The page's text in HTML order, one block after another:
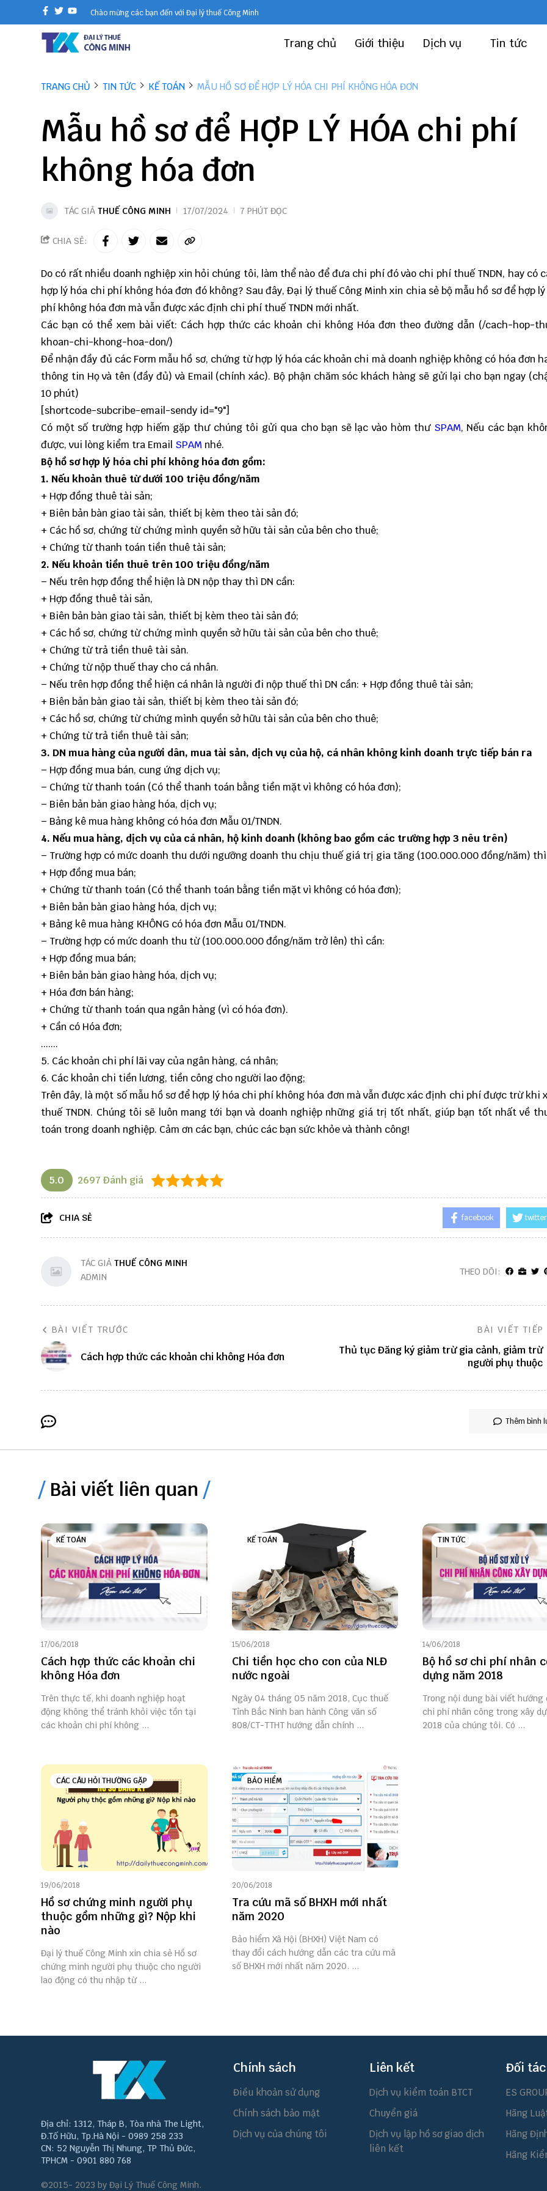
Chào mừng các bạn đến với Đại lý thuế Công Minh
Trang chủ Giới thiệu Dịch vụ Tin tức
TRANG CHỦ TIN TỨC KẾ TOÁN MẪU HỒ SƠ ĐỂ HỢP LÝ HÓA CHI PHÍ KHÔNG HÓA ĐƠN
Mẫu hồ sơ để HỢP LÝ HÓA chi phí
không hóa đơn
TÁC GIẢ THUẾ CÔNG MINH 17/07/2024 7 PHÚT ĐỌC
CHIA SẺ:
Do có rất nhiều doanh nghiệp xin hỏi chúng tôi, làm thể nào để đưa chi phí đó vào chi phí thuế TNDN, hay có
hợp lý hóa chi phí không hóa đơn đó không? Sau đây, Đại lý thuế Công Minh xin chia sẻ bộ mẫu hồ sơ để hợp
phí không hóa đơn mà vẫn được xác định chi phí thuế TNDN mới nhất.
Các bạn có thể xem bài viết: Cách hợp thức các khoản chi không Hóa đơn theo đường dẫn (/cach-hop-
khoan-chi-khong-hoa-don/)
Để nhận đầy đủ các Form mẫu hồ sơ, chứng từ hợp lý hóa các khoản chi mà doanh nghiệp không có hóa đơn
thông tin Họ và tên (đầy đủ) và Email (chính xác). Bộ phận chăm sóc khách hàng sẽ gửi lại cho bạn ngay
10 phút)
[shortcode-subcribe-email-sendy id="9"]
Có một số trường hợp hiếm gặp thư chúng tôi gửi qua cho bạn sẽ lạc vào hòm thư SPAM, Nếu các bạn
được, vui lòng kiểm tra Email SPAM nhé.
Bộ hồ sơ hợp lý hóa chi phí không hóa đơn gồm:
1. Nếu khoản thuê từ dưới 100 triệu đồng/năm
+ Hợp đồng thuê tài sản;
+ Biên bản bàn giao tài sản, thiết bị kèm theo tài sản đó;
+ Các hồ sơ, chứng từ chứng mình quyền sở hữu tài sản của bên cho thuê;
+ Chứng từ thanh toán tiền thuê tài sản;
2. Nếu khoản tiền thuê trên 100 triệu đồng/năm
– Nếu trên hợp đồng thể hiện là DN nộp thay thì DN cần:
+ Hợp đồng thuê tài sản,
+ Biên bản bàn giao tài sản, thiết bị kèm theo tài sản đó;
+ Các hồ sơ, chứng từ chứng mình quyền sở hữu tài sản của bên cho thuê;
+ Chứng từ trả tiền thuê tài sản.
+ Chứng từ nộp thuế thay cho cá nhân.
– Nếu trên hợp đồng thể hiện cá nhân là người đi nộp thuế thì DN cần: + Hợp đồng thuê tài sản;
+ Biên bản bàn giao tài sản, thiết bị kèm theo tài sản đó;
+ Các hồ sơ, chứng từ chứng mình quyền sở hữu tài sản của bên cho thuê;
+ Chứng từ trả tiền thuê tài sản;
3. DN mua hàng của người dân, mua tài sản, dịch vụ của hộ, cá nhân không kinh doanh trực tiếp bán ra
– Hợp đồng mua bán, cung ứng dịch vụ;
– Chứng từ thanh toán (Có thể thanh toán bằng tiền mặt vì không có hóa đơn);
– Biên bản bàn giao hàng hóa, dịch vụ;
– Bảng kê mua hàng không có hóa đơn Mẫu 01/TNDN.
4. Nếu mua hàng, dịch vụ của cá nhân, hộ kinh doanh (không bao gồm các trường hợp 3 nêu trên)
– Trường hợp có mức doanh thu dưới ngưỡng doanh thu chịu thuế giá trị gia tăng (100.000.000 đồng/năm)
+ Hợp đồng mua bán;
+ Chứng từ thanh toán (Có thể thanh toán bằng tiền mặt vì không có hóa đơn);
+ Biên bản bàn giao hàng hóa, dịch vụ;
+ Bảng kê mua hàng KHÔNG có hóa đơn Mẫu 01/TNDN.
– Trường hợp có mức doanh thu từ (100.000.000 đồng/năm trở lên) thì cần:
+ Hợp đồng mua bán;
+ Biên bản bàn giao hàng hóa, dịch vụ;
+ Hóa đơn bán hàng;
+ Chứng từ thanh toán qua ngân hàng (vì có hóa đơn).
+ Cần có Hóa đơn;
.......
5. Các khoản chi phí lãi vay của ngân hàng, cá nhân;
6. Các khoản chi tiền lương, tiền công cho người lao động;
Trên đây, là một số mẫu hồ sơ để hợp lý hóa chi phí không hóa đơn mà vẫn được xác định chi phí được trừ khi
thuế TNDN. Chúng tôi sẽ luôn mang tới bạn và doanh nghiệp những giá trị tốt nhất, giúp bạn tốt nhất về
toán trong doanh nghiệp. Cảm ơn các bạn, chúc các bạn sức khỏe và thành công!
5.0 2697 Đánh giá
CHIA SẺ facebook twitter
TÁC GIẢ THUẾ CÔNG MINH
ADMIN
THEO DÕI:
BÀI VIẾT TRƯỚC
Cách hợp thức các khoản chi không Hóa đơn
BÀI VIẾT TIẾP
Thủ tục Đăng ký giảm trừ gia cảnh, giảm trừ
người phụ thuộc
Thêm bình
Bài viết liên quan
KẾ TOÁN
17/06/2018
Cách hợp thức các khoản chi
không Hóa đơn
Trên thực tế, khi doanh nghiệp hoạt
động không thể tránh khỏi việc tồn tại
các khoản chi phí không ...
KẾ TOÁN
15/06/2018
Chi tiền học cho con của NLĐ
nước ngoài
Ngày 04 tháng 05 năm 2018, Cục thuế
Tỉnh Bắc Ninh ban hành Công văn số
808/CT-TTHT hướng dẫn chính ...
TIN TỨC
14/06/2018
Bộ hồ sơ chi phí nhân
dựng năm 2018
Trong nội dung bài viết hướng
chi phí nhân công trong xây
2018 của chúng tôi. Có ...
CÁC CÂU HỎI THƯỜNG GẶP
19/06/2018
Hồ sơ chứng minh người phụ
thuộc gồm những gì? Nộp khi
nào
Đại lý thuế Công Minh xin chia sẻ Hồ sơ
chứng minh người phụ thuộc cho người
lao động có thu nhập từ ...
BẢO HIỂM
20/06/2018
Tra cứu mã số BHXH mới nhất
năm 2020
Bảo hiểm Xã Hội (BHXH) Việt Nam có
thay đổi cách hướng dẫn các tra cứu mã
số BHXH mới nhất năm 2020. ...
Địa chỉ: 1312, Tháp B, Tòa nhà The Light,
Đ.Tố Hữu, Tp.Hà Nội - 0989 258 233
CN: 52 Nguyễn Thị Nhung, TP Thủ Đức,
TPHCM - 0901 880 768
©2015- 2023 by Đại Lý Thuế Công Minh.
Chính sách
Điều khoản sử dụng
Chính sách bảo mật
Dịch vụ của chúng tôi
Liên kết
Dịch vụ kiểm toán BTCT
Chuyển giá
Dịch vụ lập hồ sơ giao dịch
liên kết
Đối tác
ES
Hãng
Hãng
Hãng